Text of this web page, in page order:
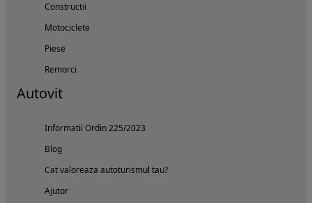
Constructii
Motociclete
Piese
Remorci
Autovit
Informatii Ordin 225/2023
Blog
Cat valoreaza autoturismul tau?
Ajutor